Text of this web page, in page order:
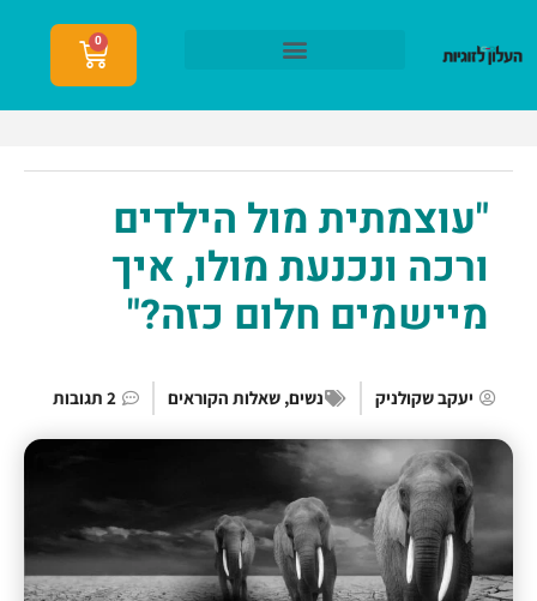
0
"עוצמתית מול הילדים
ורכה ונכנעת מולו, איך
מיישמים חלום כזה?"
יעקב שקולניק נשים, שאלות הקוראים 2 תגובות